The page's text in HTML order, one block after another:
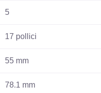
5
17 pollici
55 mm
78.1 mm